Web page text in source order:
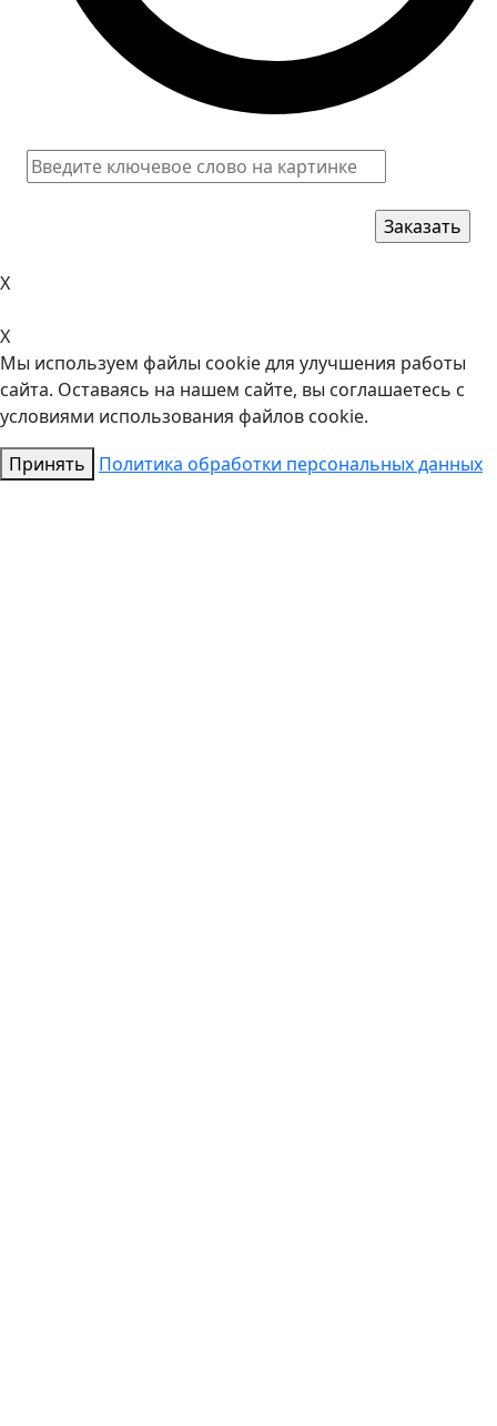
X
X
Мы используем файлы cookie для улучшения работы
сайта. Оставаясь на нашем сайте, вы соглашаетесь с
условиями использования файлов cookie.
Принять
Политика обработки персональных данных